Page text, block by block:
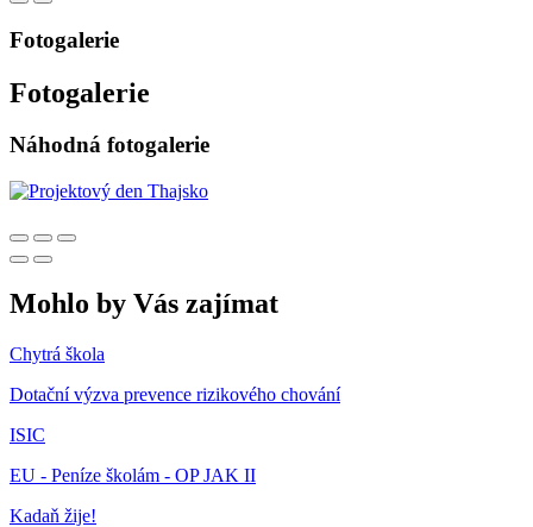
Fotogalerie
Fotogalerie
Náhodná fotogalerie
Mohlo by Vás zajímat
Chytrá škola
Dotační výzva prevence rizikového chování
ISIC
EU - Peníze školám - OP JAK II
Kadaň žije!